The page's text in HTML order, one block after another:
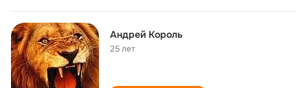
Андрей Король
25 лет